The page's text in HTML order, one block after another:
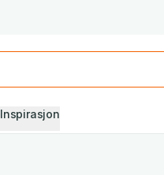
Inspirasjon